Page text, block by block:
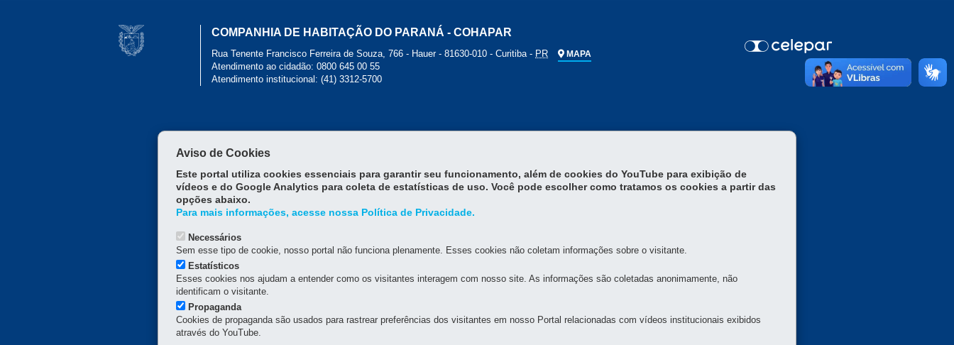
Navegação
Principal
COMPANHIA DE HABITAÇÃO DO PARANÁ - COHAPAR
Rua Tenente Francisco Ferreira de Souza, 766 - Hauer- 81630-010 - Curitiba- PR MAPA
Atendimento ao cidadão: 0800 645 00 55
Atendimento institucional: (41) 3312-5700
Aviso de Cookies
Este portal utiliza cookies essenciais para garantir seu funcionamento, além de cookies do YouTube para exibição de
vídeos e do Google Analytics para coleta de estatísticas de uso. Você pode escolher como tratamos os cookies a partir das
opções abaixo.
Para mais informações, acesse nossa Política de Privacidade.
Necessários
Sem esse tipo de cookie, nosso portal não funciona plenamente. Esses cookies não coletam informações sobre o visitante.
Estatísticos
Esses cookies nos ajudam a entender como os visitantes interagem com nosso site. As informações são coletadas anonimamente, não
identificam o visitante.
Propaganda
Cookies de propaganda são usados para rastrear preferências dos visitantes em nosso Portal relacionadas com vídeos institucionais exibidos
através do YouTube.